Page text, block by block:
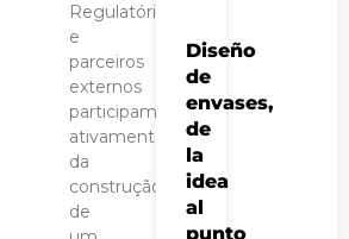
Regulatórios
e
parceiros
externos
participam
ativamente
da
construção
de
Diseño
de
envases,
de
la
idea
al
punto